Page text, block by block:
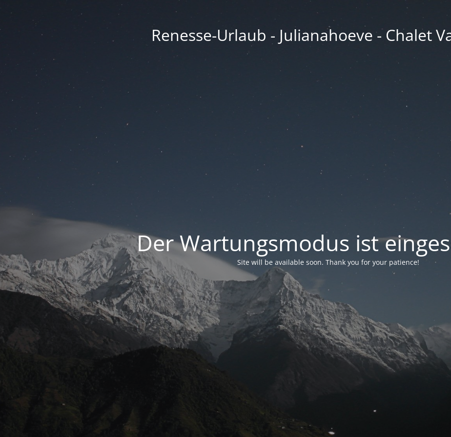
Renesse-Urlaub - Julianahoeve - Chalet
Der Wartungsmodus ist
Site will be available soon. Thank you for your patience!